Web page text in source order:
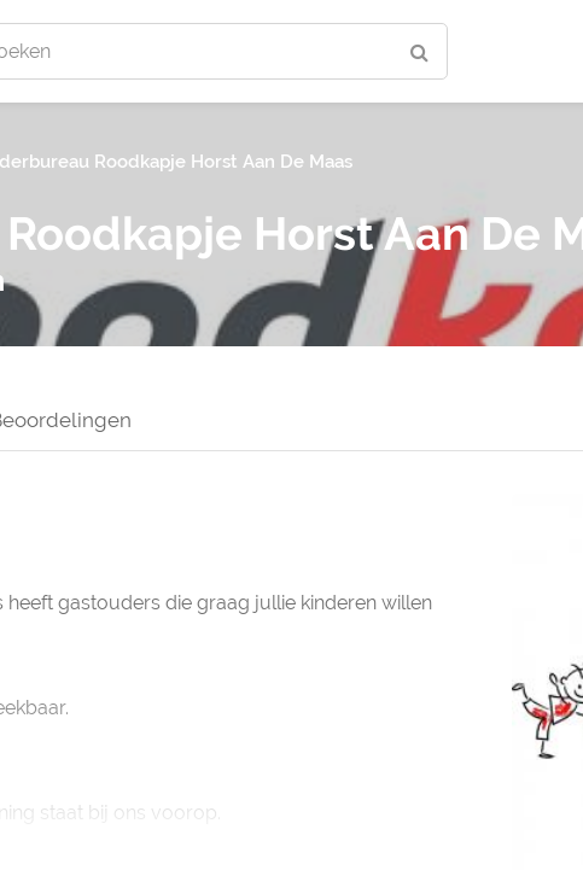
Roodkapje Horst Aan De Maas
Horst Aan De
gastouders die graag jullie kinderen willen
staat bij ons voorop.